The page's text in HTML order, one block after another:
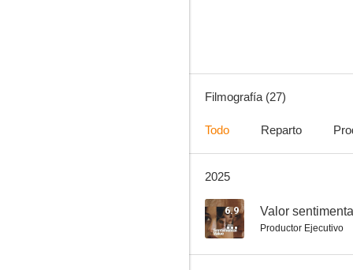
Sólo el fin del mundo
6.6
Filmografía (27)
Todo Reparto
2025
6.9 Valor
Productor Ejecutivo